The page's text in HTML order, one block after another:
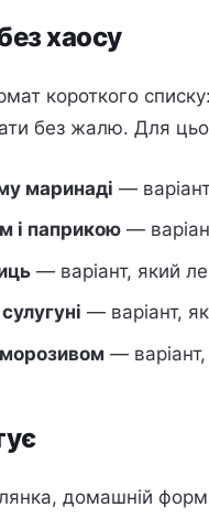
хаосу
короткого
без жалю. Для
маринаді —
і паприкою—
— варіант, який
— варіант,
морозивом —
домашній